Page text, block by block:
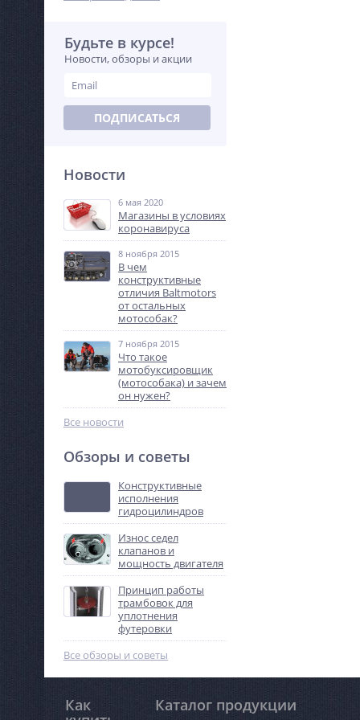
Будьте в курсе!
Новости, обзоры и акции
ПОДПИСАТЬСЯ
Новости
6 мая 2020
Магазины в условиях
коронавируса
8 ноября 2015
В чем
конструктивные
отличия Baltmotors
от остальных
мотособак?
7 ноября 2015
Что такое
мотобуксировщик
(мотособака) и зачем
он нужен?
Все новости
Обзоры и советы
Конструктивные
исполнения
гидроцилиндров
Износ седел
клапанов и
мощность двигателя
Принцип работы
трамбовок для
уплотнения
футеровки
Все обзоры и советы
Как Каталог продукции